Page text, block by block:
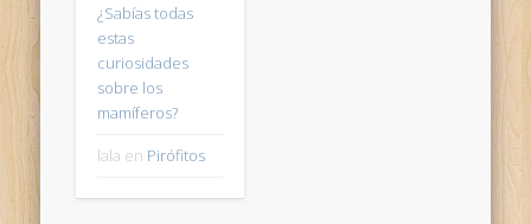
¿Sabías todas
estas
curiosidades
sobre los
mamíferos?
lala en Pirófitos